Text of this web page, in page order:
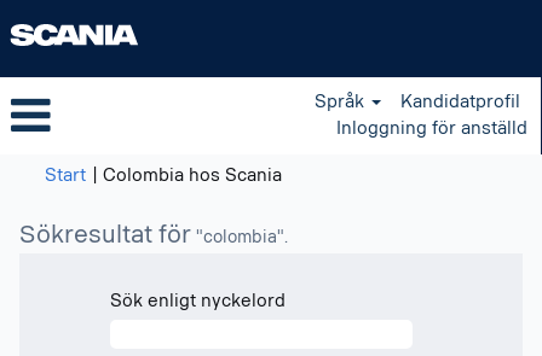
Språk
Kandidatprofil
Inloggning för anställd
Start Colombia hos Scania(aktuell
Sökresultat för "colombia".
Sök enligt nyckelord